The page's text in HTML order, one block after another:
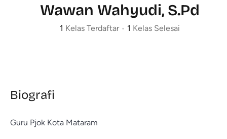
Wawan Wahyudi, S.Pd
1 Kelas Terdaftar • 1 Kelas Selesai
Biografi
Guru Pjok Kota Mataram